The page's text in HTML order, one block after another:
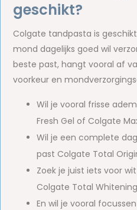
geschikt?
Colgate tandpasta is
mond dagelijks goed wil
beste past, hangt vooral af
voorkeur en
Wil je vooral frisse
Fresh Gel of Colgate
Wil je een complete
past Colgate Total
Zoek je juist iets voor
Colgate Total
En wil je vooral